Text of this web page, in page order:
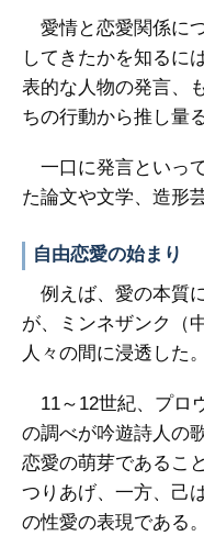
愛情と恋愛関係に
してきたかを知るに
表的な人物の発言、
ちの行動から推し量
一口に発言といっ
た論文や文学、造形
自由恋愛の始まり
例えば、愛の本質
が、ミンネザンク（
人々の間に浸透した。
11～12世紀、プロ
の調べが吟遊詩人の
恋愛の萌芽であるこ
つりあげ、一方、己
の性愛の表現である。